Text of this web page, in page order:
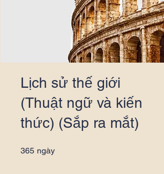
Lịch sử thế giới
(Thuật ngữ và kiến
thức) (Sắp ra mắt)
365 ngày